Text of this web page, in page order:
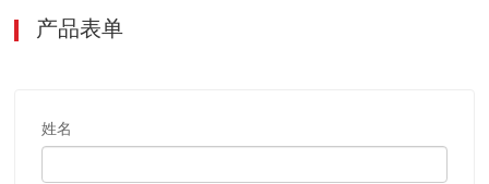
产品表单
姓名